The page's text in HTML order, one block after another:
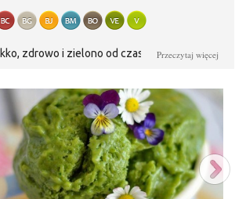
zdrowo i zielono od czasu do czasu chce
jest już coraz wyższa coraz częściej mam
na blogu Facet i kuchnia znalazłam
z dodatkiem szpinaku. Pomyślałam sobie, że
i zrobię owocowe lody o pięknym
kolorze. To był strzał w dziesiątkę.
zdrowych i pysznych składników. Lody nie
śmietany a co najważniejsze cukru. Są
Przeczytaj więcej